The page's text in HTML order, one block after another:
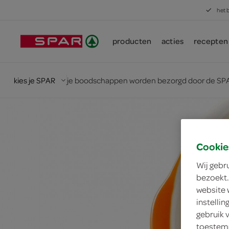
het
producten acties recepten
kies je SPAR je boodschappen worden bezorgd door de
Wij
website
gebruik